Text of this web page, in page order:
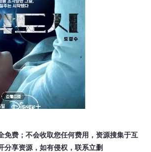
免费；不会收取您任何费用，资源搜集于互
分享资源，如有侵权，联系立删